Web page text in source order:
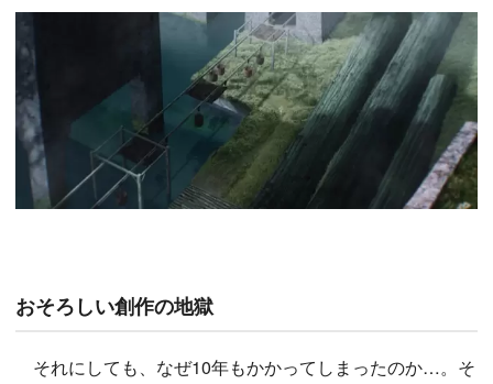
おそろしい創作の地獄
それにしても、なぜ10年もかかってしまったのか…。そ